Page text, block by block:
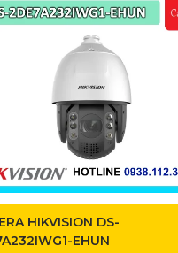
HIKVISION DS-
EHUN